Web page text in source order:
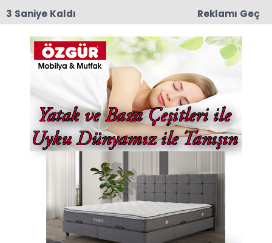
11:55Amasya 600 Yataklı Yeni Devlet Hastanesi
Projesinde Kat Planları Değerlendirildi
Anasayfa Yaşam
Erbaa'da, İmamoğlu’na
destek yürüyüşü
28-03-2025 01:03
Reklamı Geç
2 Saniye Kaldı